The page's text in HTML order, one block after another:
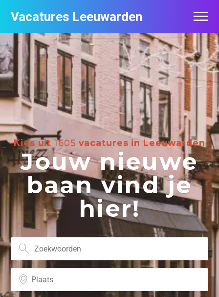
Vacatures Leeuwarden
Kies uit1605 vacatures in Leeuwarden
Jouw nieuwe
baan vind je
hier!
Vacatures per bedrijf
De populairste vacatures in Leeuwarden
Nieuwsbrief feed